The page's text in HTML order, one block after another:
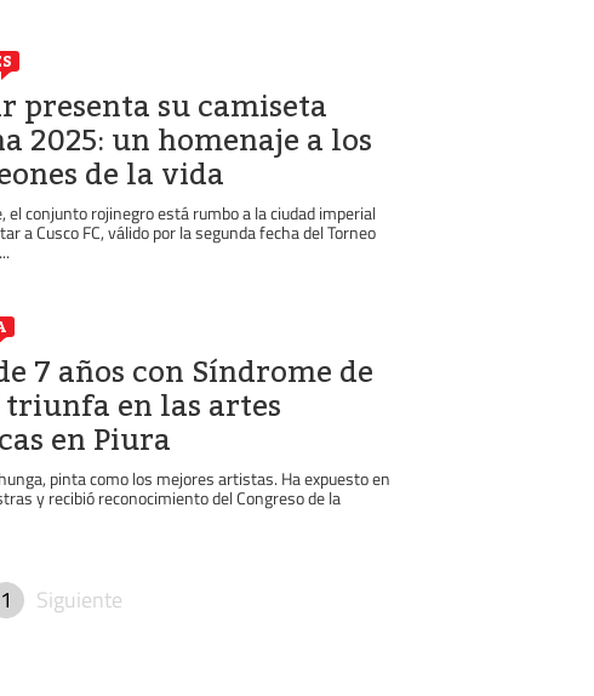
presenta su camiseta
2025: un homenaje a los
de la vida
el conjunto rojinegro está rumbo a la ciudad imperial
a Cusco FC, válido por la segunda fecha del Torneo
7 años con Síndrome de
triunfa en las artes
en Piura
pinta como los mejores artistas. Ha expuesto en
y recibió reconocimiento del Congreso de la
1 Siguiente